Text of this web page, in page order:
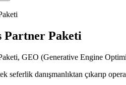
Partner Paketi
GEO (Generative Engine
seferlik danışmanlıktan çıkarıp